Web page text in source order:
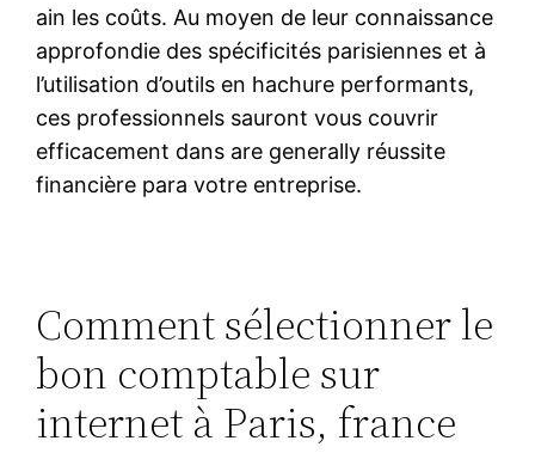
ain les coûts. Au moyen de leur connaissance
approfondie des spécificités parisiennes et à
l’utilisation d’outils en hachure performants,
ces professionnels sauront vous couvrir
efficacement dans are generally réussite
financière para votre entreprise.
Comment sélectionner le
bon comptable sur
internet à Paris, france